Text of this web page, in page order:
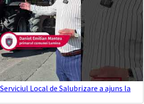
Local de Salubrizare a ajuns la